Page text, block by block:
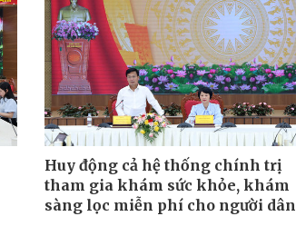
Huy động cả hệ thống chính trị
tham gia khám sức khỏe, khám
sàng lọc miễn phí cho người dân